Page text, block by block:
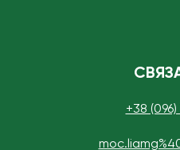
+38 (096)